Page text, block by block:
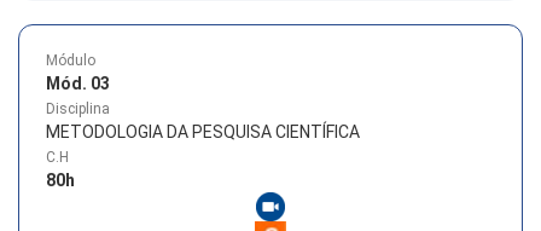
Módulo
Mód. 03
Disciplina
METODOLOGIA DA PESQUISA CIENTÍFICA
C.H
80h